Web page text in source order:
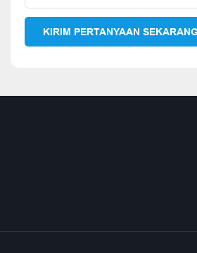
KIRIM PERTANYAAN SEKARANG